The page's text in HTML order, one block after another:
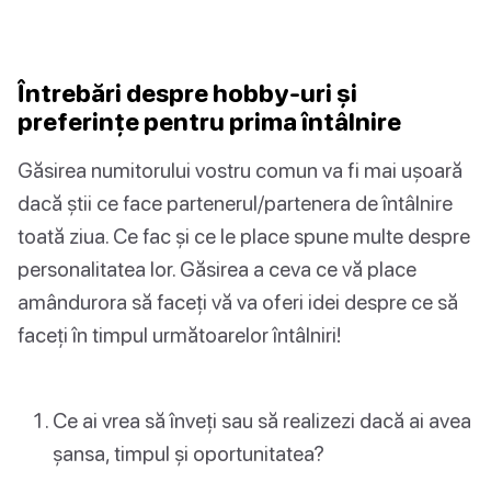
Întrebări despre hobby-uri și
preferințe pentru prima întâlnire
Găsirea numitorului vostru comun va fi mai ușoară
dacă știi ce face partenerul/partenera de întâlnire
toată ziua. Ce fac și ce le place spune multe despre
personalitatea lor. Găsirea a ceva ce vă place
amândurora să faceți vă va oferi idei despre ce să
faceți în timpul următoarelor întâlniri!
Ce ai vrea să înveți sau să realizezi dacă ai avea
șansa, timpul și oportunitatea?